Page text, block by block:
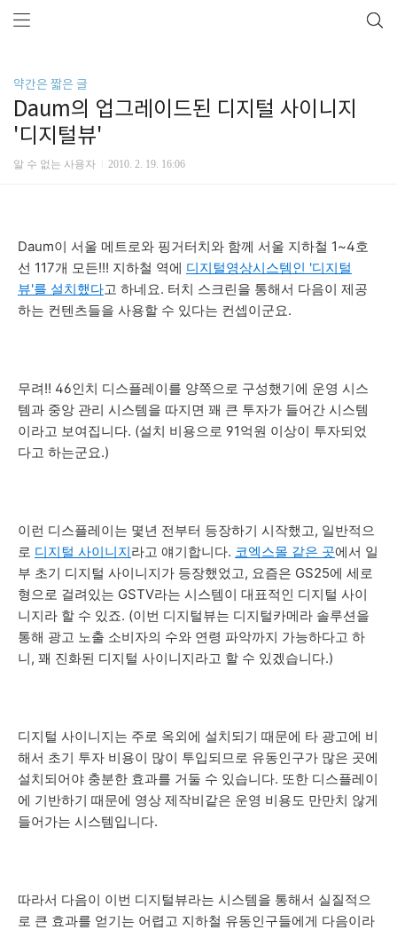
약간은 짧은 글
Daum의 업그레이드된 디지털 사이니지
'디지털뷰'
알 수 없는 사용자 2010. 2. 19. 16:06
Daum이 서울 메트로와 핑거터치와 함께 서울 지하철 1~4호
선 117개 모든!!! 지하철 역에 디지털영상시스템인 '디지털
뷰'를 설치했다고 하네요. 터치 스크린을 통해서 다음이 제공
하는 컨텐츠들을 사용할 수 있다는 컨셉이군요.
무려!! 46인치 디스플레이를 양쪽으로 구성했기에 운영 시스
템과 중앙 관리 시스템을 따지면 꽤 큰 투자가 들어간 시스템
이라고 보여집니다. (설치 비용으로 91억원 이상이 투자되었
다고 하는군요.)
이런 디스플레이는 몇년 전부터 등장하기 시작했고, 일반적으
로 디지털 사이니지라고 얘기합니다. 코엑스몰 같은 곳에서 일
부 초기 디지털 사이니지가 등장했었고, 요즘은 GS25에 세로
형으로 걸려있는 GSTV라는 시스템이 대표적인 디지털 사이
니지라 할 수 있죠. (이번 디지털뷰는 디지털카메라 솔루션을
통해 광고 노출 소비자의 수와 연령 파악까지 가능하다고 하
니, 꽤 진화된 디지털 사이니지라고 할 수 있겠습니다.)
디지털 사이니지는 주로 옥외에 설치되기 때문에 타 광고에 비
해서 초기 투자 비용이 많이 투입되므로 유동인구가 많은 곳에
설치되어야 충분한 효과를 거둘 수 있습니다. 또한 디스플레이
에 기반하기 때문에 영상 제작비같은 운영 비용도 만만치 않게
들어가는 시스템입니다.
따라서 다음이 이번 디지털뷰라는 시스템을 통해서 실질적으
로 큰 효과를 얻기는 어렵고 지하철 유동인구들에게 다음이라